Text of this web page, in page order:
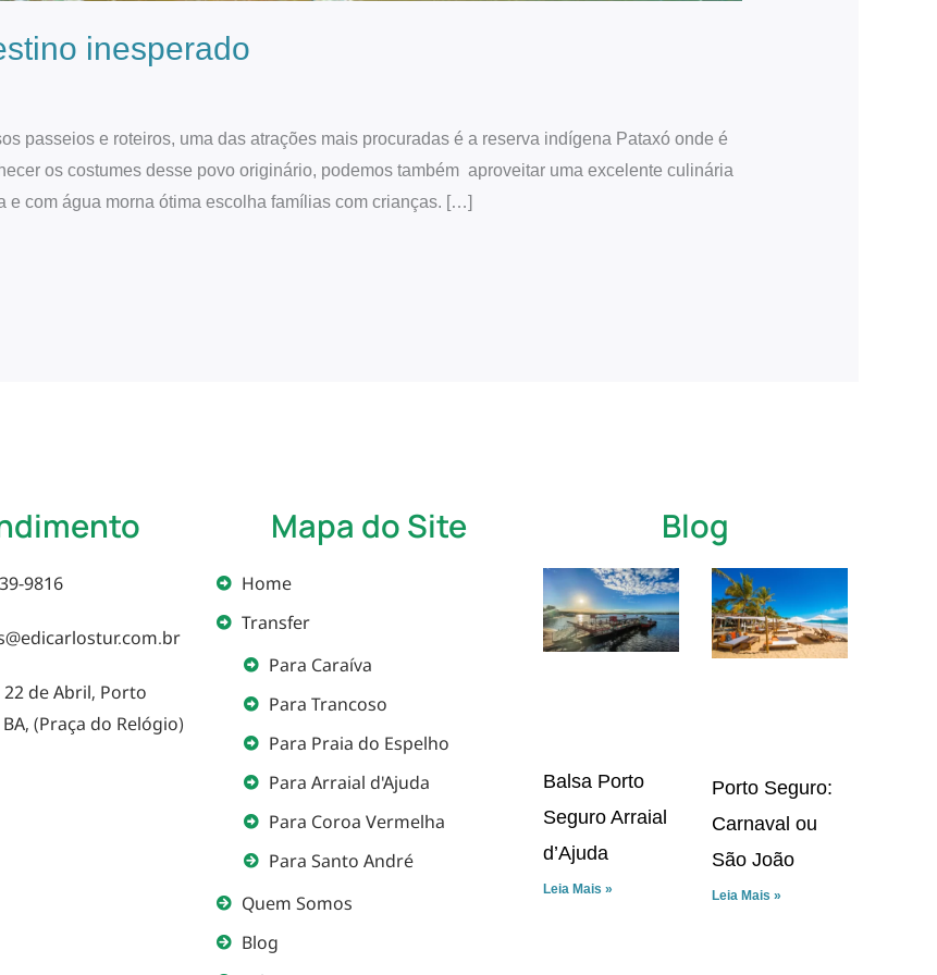
inesperado
passeios e roteiros, uma das atrações mais procuradas é a reserva indígena Pataxó onde é
os costumes desse povo originário, podemos também aproveitar uma excelente culinária
e com água morna ótima escolha famílias com crianças. […]
9816
de Abril, Porto
(Praça do Relógio)
Mapa do Site
Home
Transfer
Para Caraíva
Para Trancoso
Para Praia do Espelho
Para Arraial d'Ajuda
Para Coroa Vermelha
Para Santo André
Quem Somos
Blog
Blog
Balsa Porto
Seguro Arraial
d’Ajuda
Leia Mais »
Porto Seguro:
Carnaval ou
São João
Leia Mais »